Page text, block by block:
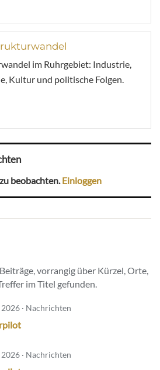
im Ruhrgebiet: Industrie,
Kultur und politische Folgen.
beobachten.Einloggen
vorrangig über Kürzel, Orte,
im Titel gefunden.
· Nachrichten
· Nachrichten